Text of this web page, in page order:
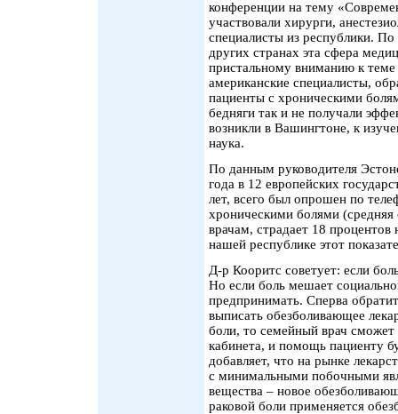
конференции на тему
участвовали хирурги,
специалисты из республики.
других странах эта сфера
пристальному вниманию к теме
американские специалисты,
пациенты с хроническими
бедняги так и не получали
возникли в Вашингтоне, к
наука.
По данным руководителя
года в 12 европейских
лет, всего был опрошен по
хроническими болями
врачам, страдает 18
нашей республике этот
Д-р Кооритс советует: если
Но если боль мешает
предпринимать. Сперва
выписать обезболивающее
боли, то семейный врач сможет
кабинета, и помощь пациенту
добавляет, что на рынке
с минимальными побочными
вещества – новое
раковой боли применяется